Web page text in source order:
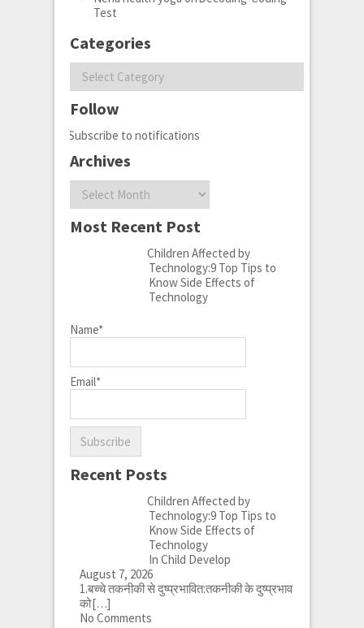
Test
Categories
Follow
Subscribe to notifications
Archives
Most Recent Post
Children Affected by
Technology:9 Top Tips to
Know Side Effects of
Technology
Name*
Email*
Recent Posts
Children Affected by
Technology:9 Top Tips to
Know Side Effects of
Technology
In Child Develop
August 7, 2026
1.बच्चे तकनीकी से दुष्प्रभावित:तकनीकी के दुष्प्रभाव
को[…]
No Comments